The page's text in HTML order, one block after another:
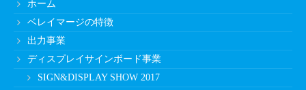
ホーム
ベレイマージの特徴
出力事業
ディスプレイサインボード事業
SIGN&DISPLAY SHOW 2017